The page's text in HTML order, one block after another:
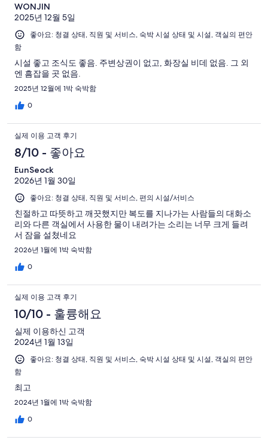
WONJIN
2025년 12월 5일
좋아요: 청결 상태, 직원 및 서비스, 숙박 시설 상태 및 시설, 객실의 편안
함
시설 좋고 조식도 좋음. 주변상권이 없고, 화장실 비데 없음. 그 외
엔 흠잡을 곳 없음.
2025년 12월에 1박 숙박함
0
실제 이용 고객 후기
8/10 - 좋아요
EunSeock
2026년 1월 30일
좋아요: 청결 상태, 직원 및 서비스, 편의 시설/서비스
친절하고 따뜻하고 깨끗했지만 복도를 지나가는 사람들의 대화소
리와 다른 객실에서 사용한 물이 내려가는 소리는 너무 크게 들려
서 잠을 설쳤네요
2026년 1월에 1박 숙박함
0
실제 이용 고객 후기
10/10 - 훌륭해요
실제 이용하신 고객
2024년 1월 13일
좋아요: 청결 상태, 직원 및 서비스, 숙박 시설 상태 및 시설, 객실의 편안
함
최고
2024년 1월에 1박 숙박함
0